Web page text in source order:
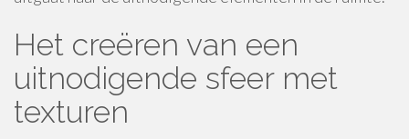
Het creëren van een
uitnodigende sfeer met
texturen